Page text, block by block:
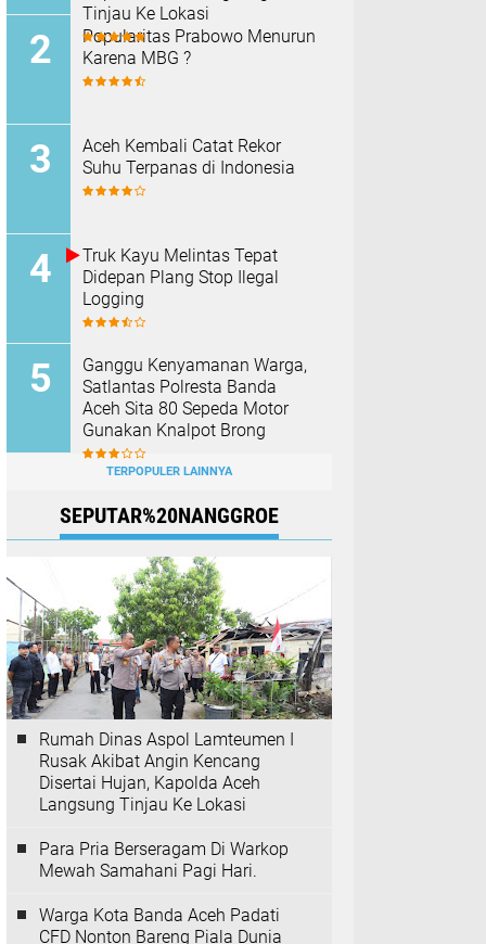
Tinjau Ke Lokasi
Popularitas Prabowo Menurun
Karena MBG ?
Aceh Kembali Catat Rekor
Suhu Terpanas di Indonesia
Truk Kayu Melintas Tepat
Didepan Plang Stop Ilegal
Logging
Ganggu Kenyamanan Warga,
Satlantas Polresta Banda
Aceh Sita 80 Sepeda Motor
Gunakan Knalpot Brong
TERPOPULER LAINNYA
SEPUTAR%20NANGGROE
Rumah Dinas Aspol Lamteumen I
Rusak Akibat Angin Kencang
Disertai Hujan, Kapolda Aceh
Langsung Tinjau Ke Lokasi
Para Pria Berseragam Di Warkop
Mewah Samahani Pagi Hari.
Warga Kota Banda Aceh Padati
CFD Nonton Bareng Piala Dunia